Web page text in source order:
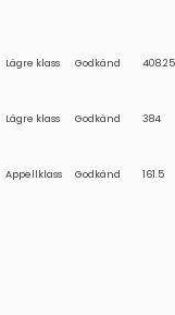
Lägre klass Godkänd 408.25
Lägre klass Godkänd 384
Appellklass Godkänd 161.5